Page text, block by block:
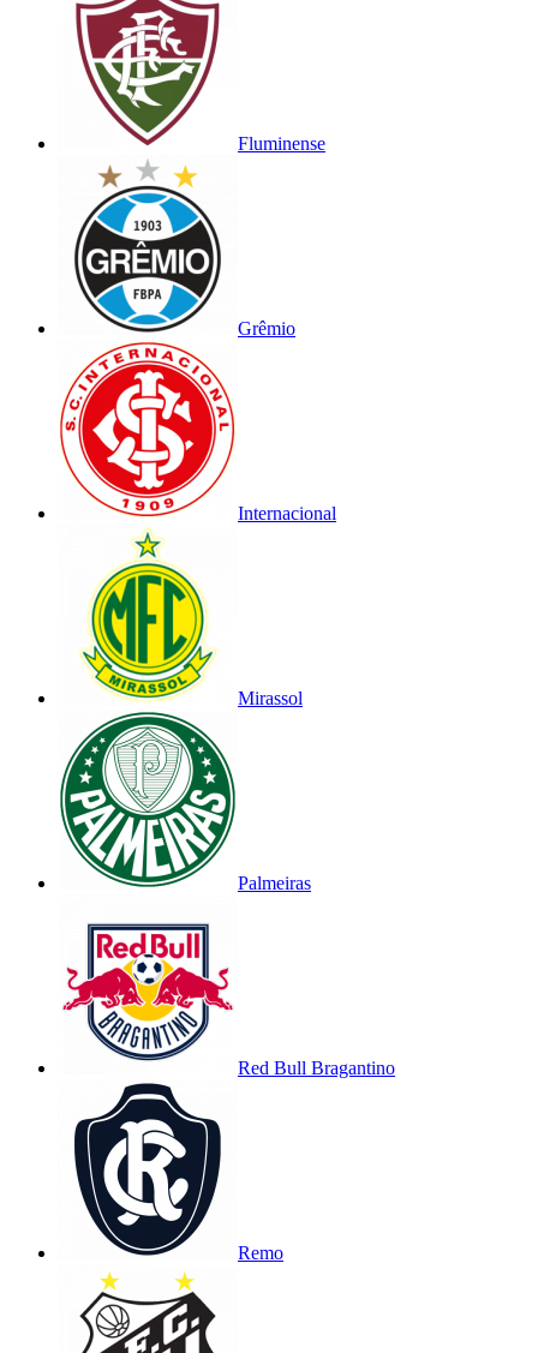
Fluminense
Grêmio
Internacional
Mirassol
Palmeiras
Red Bull Bragantino
Remo